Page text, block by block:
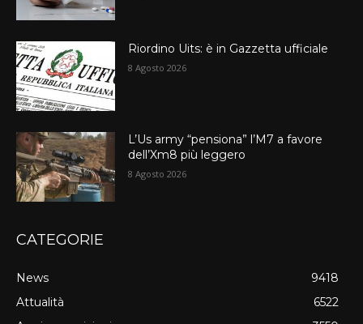
Riordino Uits: è in Gazzetta ufficiale
8 Agosto 2026
L’Us army “pensiona” l’M7 a favore
dell’Xm8 più leggero
8 Agosto 2026
CATEGORIE
News
9418
Attualità
6522